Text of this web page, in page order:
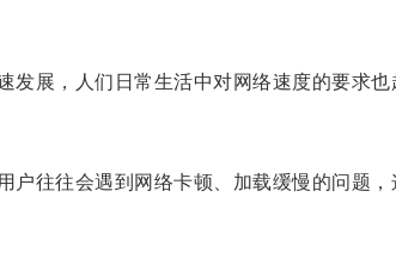
展，人们日常生活中对网络速度的要求也
往往会遇到网络卡顿、加载缓慢的问题，